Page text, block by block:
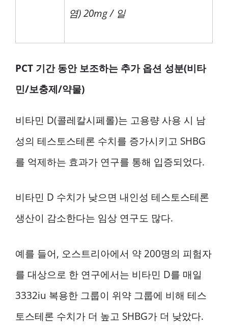
염) 20mg / 일
PCT 기간 동안 보조하는 추가 옵션 성분(비타
민/보충제/약물)
비타민 D(콜레칼시페롤)는 고용량 사용 시 남
성의 테스토스테론 수치를 증가시키고 SHBG
를 억제하는 효과가 연구를 통해 입증되었다.
비타민 D 수치가 낮으면 내인성 테스토스테론
생산이 감소한다는 임상 연구도 많다.
예를 들어, 오스트리아에서 약 200명의 피험자
를 대상으로 한 연구에서는 비타민 D를 매일
3332iu 복용한 그룹이 위약 그룹에 비해 테스
토스테론 수치가 더 높고 SHBG가 더 낮았다.